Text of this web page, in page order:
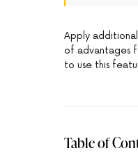
Apply
of advantages
to use this
Table of